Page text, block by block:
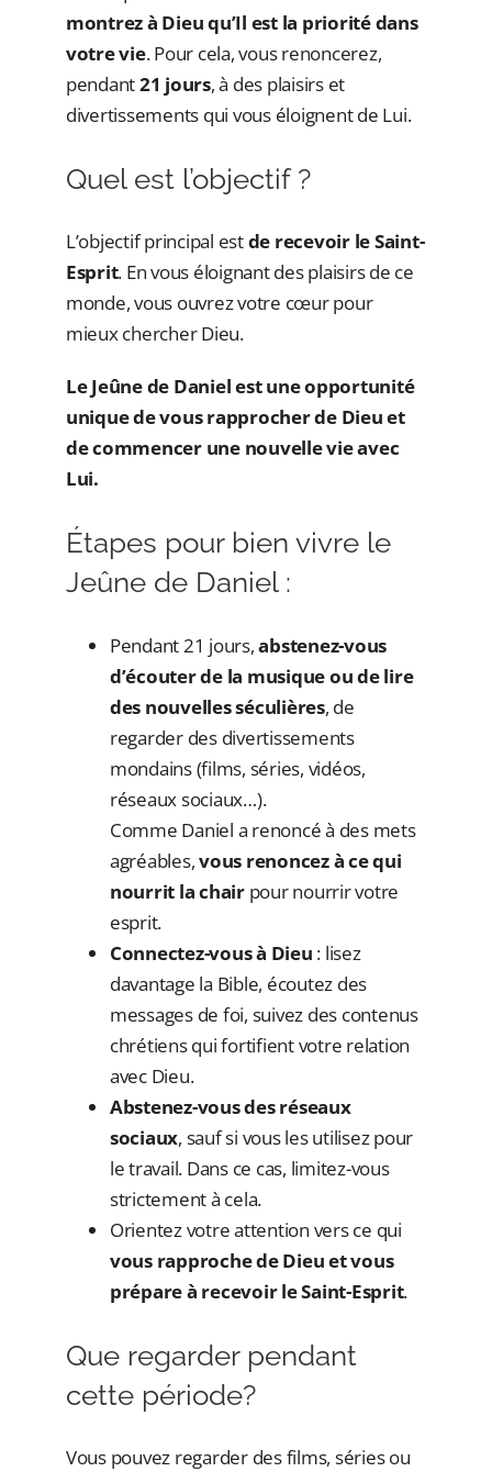
montrez à Dieu qu’Il est la priorité dans
votre vie. Pour cela, vous renoncerez,
pendant21 jours, à des plaisirs et
divertissements qui vous éloignent de Lui.
Quel est l’objectif ?
L’objectif principal estde recevoir le Saint-
Esprit. En vous éloignant des plaisirs de ce
monde, vous ouvrez votre cœur pour
mieux chercher Dieu.
Le Jeûne de Daniel est une opportunité
unique de vous rapprocher de Dieu et
de commencer une nouvelle vie avec
Lui.
Étapes pour bien vivre le
Jeûne de Daniel :
Pendant 21 jours,abstenez-vous
d’écouter de la musique ou de lire
des nouvelles séculières, de
regarder des divertissements
mondains (films, séries, vidéos,
réseaux sociaux…).
Comme Daniel a renoncé à des mets
agréables,vous renoncez à ce qui
nourrit la chairpour nourrir votre
esprit.
Connectez-vous à Dieu : lisez
davantage la Bible, écoutez des
messages de foi, suivez des contenus
chrétiens qui fortifient votre relation
avec Dieu.
Abstenez-vous des réseaux
sociaux, sauf si vous les utilisez pour
le travail. Dans ce cas, limitez-vous
strictement à cela.
Orientez votre attention vers ce qui
vous rapproche de Dieu et vous
prépare à recevoir le Saint-Esprit.
Que regarder pendant
cette période?
Vous pouvez regarder des films, séries ou